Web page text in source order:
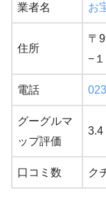
業者名 お
住所
〒
−
電話
グーグルマ
ップ評価
3.4
口コミ数 ク